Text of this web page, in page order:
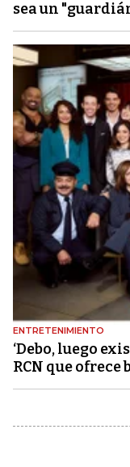
sea un
ENTRETENIMIENTO
‘Debo, luego
RCN que